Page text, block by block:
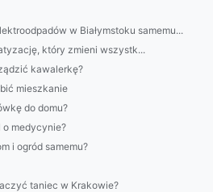
w Białymstoku samemu...
który zmieni wszystk...
kawalerkę?
mieszkanie
do domu?
medycynie?
i ogród samemu?
taniec w Krakowie?